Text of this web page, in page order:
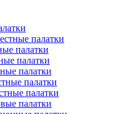
палатки
палатки
палатки
палатки
палатки
палатки
палатки